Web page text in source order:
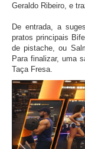
Geraldo Ribeiro, e
De entrada, a
pratos principais
de pistache, ou
Para finalizar, uma
Taça Fresa.